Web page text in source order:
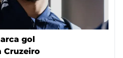
gol
Cruzeiro